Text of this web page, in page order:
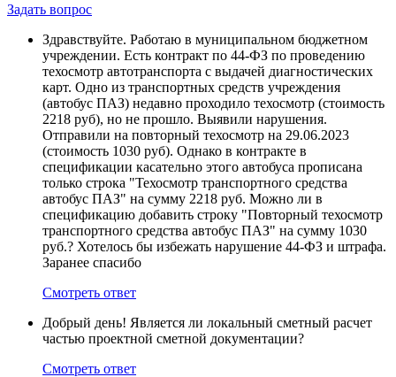
Задать вопрос
Здравствуйте. Работаю в муниципальном бюджетном
учреждении. Есть контракт по 44-ФЗ по проведению
техосмотр автотранспорта с выдачей диагностических
карт. Одно из транспортных средств учреждения
(автобус ПАЗ) недавно проходило техосмотр (стоимость
2218 руб), но не прошло. Выявили нарушения.
Отправили на повторный техосмотр на 29.06.2023
(стоимость 1030 руб). Однако в контракте в
спецификации касательно этого автобуса прописана
только строка "Техосмотр транспортного средства
автобус ПАЗ" на сумму 2218 руб. Можно ли в
спецификацию добавить строку "Повторный техосмотр
транспортного средства автобус ПАЗ" на сумму 1030
руб.? Хотелось бы избежать нарушение 44-ФЗ и штрафа.
Заранее спасибо
Смотреть ответ
Добрый день! Является ли локальный сметный расчет
частью проектной сметной документации?
Смотреть ответ